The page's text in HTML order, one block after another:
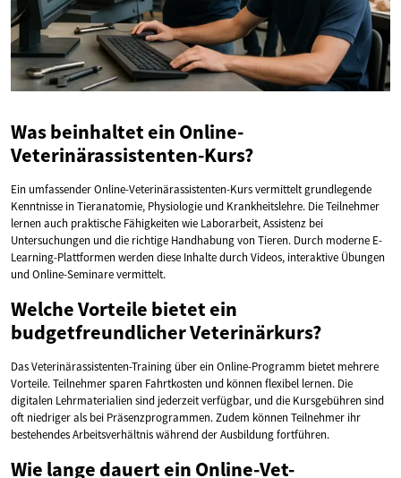
Was beinhaltet ein Online-
Veterinärassistenten-Kurs?
Ein umfassender Online-Veterinärassistenten-Kurs vermittelt grundlegende
Kenntnisse in Tieranatomie, Physiologie und Krankheitslehre. Die Teilnehmer
lernen auch praktische Fähigkeiten wie Laborarbeit, Assistenz bei
Untersuchungen und die richtige Handhabung von Tieren. Durch moderne E-
Learning-Plattformen werden diese Inhalte durch Videos, interaktive Übungen
und Online-Seminare vermittelt.
Welche Vorteile bietet ein
budgetfreundlicher Veterinärkurs?
Das Veterinärassistenten-Training über ein Online-Programm bietet mehrere
Vorteile. Teilnehmer sparen Fahrtkosten und können flexibel lernen. Die
digitalen Lehrmaterialien sind jederzeit verfügbar, und die Kursgebühren sind
oft niedriger als bei Präsenzprogrammen. Zudem können Teilnehmer ihr
bestehendes Arbeitsverhältnis während der Ausbildung fortführen.
Wie lange dauert ein Online-Vet-